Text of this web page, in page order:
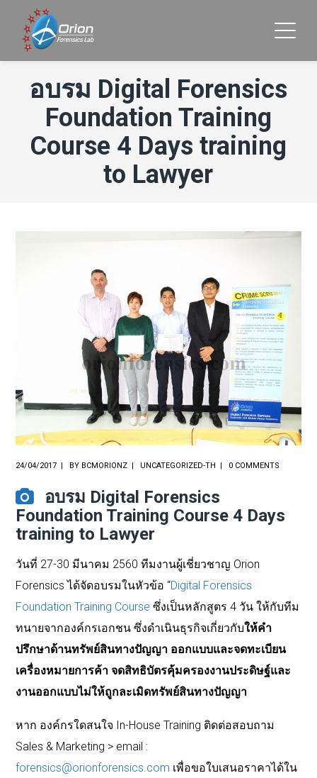
อบรม Digital Forensics
Foundation Training
Course 4 Days training
to Lawyer
24/04/2017 BY BCMORIONZ UNCATEGORIZED-TH 0 COMMENTS
อบรม Digital Forensics
Foundation Training Course 4 Days
training to Lawyer
วันที่ 27-30 มีนาคม 2560ทีมงานผู้เชี่ยวชาญ Orion
Forensicsได้จัดอบรมในหัวข้อ “Digital Forensics
Foundation Training Courseซึ่งเป็นหลักสูตร 4 วัน ให้กับทีม
ทนายจากองค์กรเอกชน ซึ่งดำเนินธุรกิจเกี่ยวกับให้คำ
ปรึกษาด้านทรัพย์สินทางปัญญา ออกแบบและจดทะเบียน
เครื่องหมายการค้า จดสิทธิบัตรคุ้มครองงานประดิษฐ์และ
งานออกแบบไม่ให้ถูกละเมิดทรัพย์สินทางปัญญา
หาก องค์กรใดสนใจ In-House Training ติดต่อสอบถาม
Sales & Marketing > email :
forensics@orionforensics.com เพื่อขอใบเสนอราคาได้ใน